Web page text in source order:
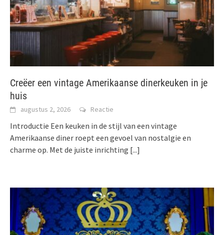
Creëer een vintage Amerikaanse dinerkeuken in je
huis
augustus 2, 2026 Reactie
Introductie Een keuken in de stijl van een vintage
Amerikaanse diner roept een gevoel van nostalgie en
charme op. Met de juiste inrichting [...]